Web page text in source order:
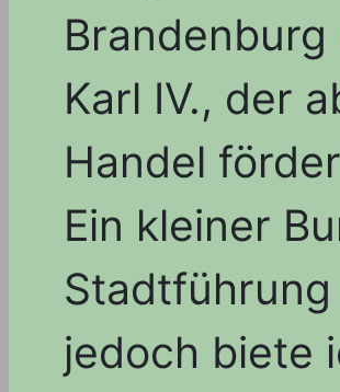
Karl IV., der
Handel
Ein kleiner
jedoch biete